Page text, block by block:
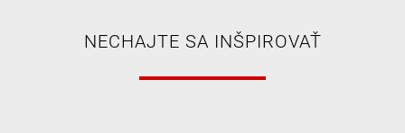
NECHAJTE SA INŠPIROVAŤ